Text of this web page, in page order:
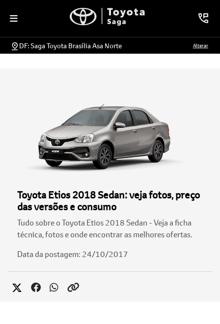
DF: Saga Toyota Brasília Asa Norte Alterar
Toyota Etios 2018 Sedan: veja fotos, preço
das versões e consumo
Tudo sobre o Toyota Etios 2018 Sedan - Veja a ficha
técnica, fotos e onde encontrar as melhores ofertas.
Data da postagem: 24/10/2017